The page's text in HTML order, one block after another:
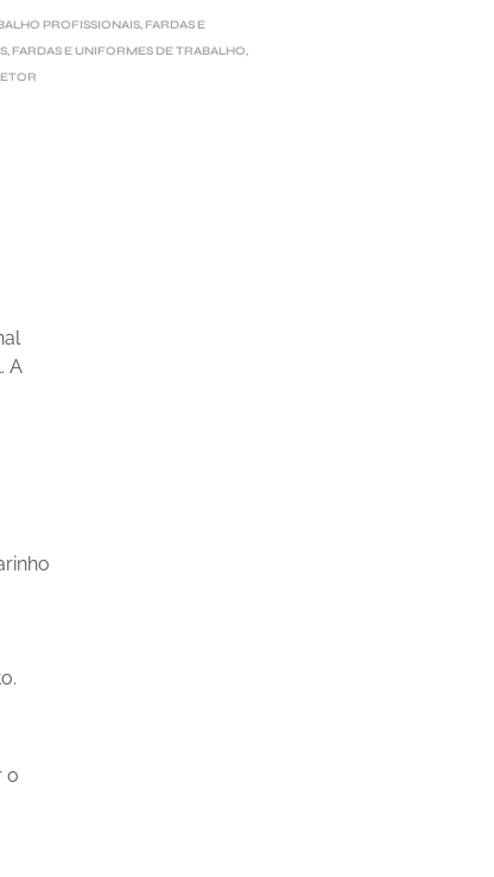
PROFISSIONAIS, FARDAS E
, FARDAS E UNIFORMES DE TRABALHO,
A
o